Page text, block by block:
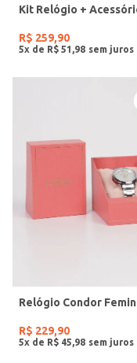
R$ 259,90
5x de R$ 51 98
R$ 229,90
5x de R$ 45 98